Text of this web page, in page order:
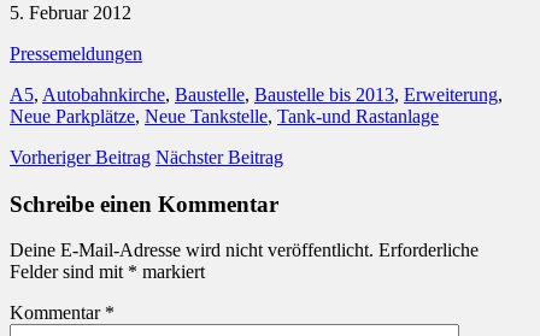
5. Februar 2012
Pressemeldungen
A5, Autobahnkirche, Baustelle, Baustelle bis 2013, Erweiterung,
Neue Parkplätze, Neue Tankstelle, Tank-und Rastanlage
Vorheriger Beitrag Nächster Beitrag
Schreibe einen Kommentar
Deine E-Mail-Adresse wird nicht veröffentlicht. Erforderliche
Felder sind mit * markiert
Kommentar *